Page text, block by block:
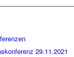
29.11.2021